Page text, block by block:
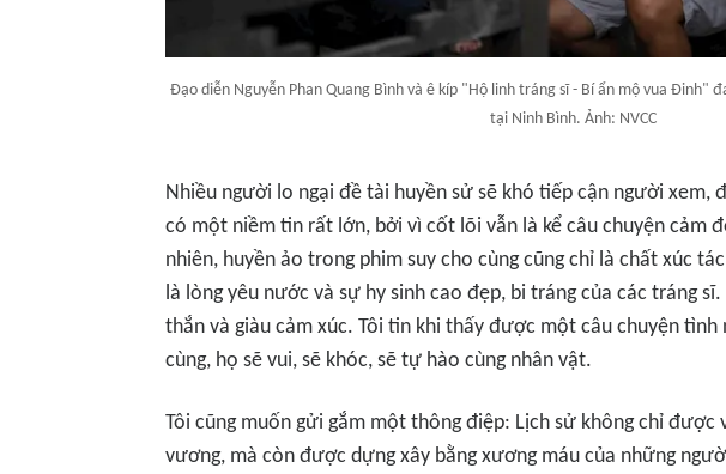
Đạo diễn Nguyễn Phan Quang Bình và ê kíp "Hộ linh tráng sĩ - Bí ẩn mộ vua Đinh"
tại Ninh Bình. Ảnh: NVCC
Nhiều người lo ngại đề tài huyền sử sẽ khó tiếp cận người xem,
có một niềm tin rất lớn, bởi vì cốt lõi vẫn là kể câu chuyện cảm
nhiên, huyền ảo trong phim suy cho cùng cũng chỉ là chất xúc
là lòng yêu nước và sự hy sinh cao đẹp, bi tráng của các tráng
thắn và giàu cảm xúc. Tôi tin khi thấy được một câu chuyện tình
cùng, họ sẽ vui, sẽ khóc, sẽ tự hào cùng nhân vật.
Tôi cũng muốn gửi gắm một thông điệp: Lịch sử không chỉ được
vương, mà còn được dựng xây bằng xương máu của những